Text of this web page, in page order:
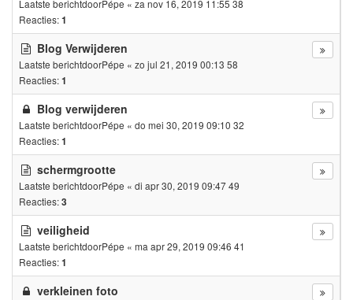
Laatste berichtdoorPépe « za nov 16, 2019 11:55 38
Reacties:1
Blog Verwijderen
Laatste berichtdoorPépe « zo jul 21, 2019 00:13 58
Reacties:1
Blog verwijderen
Laatste berichtdoorPépe « do mei 30, 2019 09:10 32
Reacties:1
schermgrootte
Laatste berichtdoorPépe « di apr 30, 2019 09:47 49
Reacties:3
veiligheid
Laatste berichtdoorPépe « ma apr 29, 2019 09:46 41
Reacties:1
verkleinen foto